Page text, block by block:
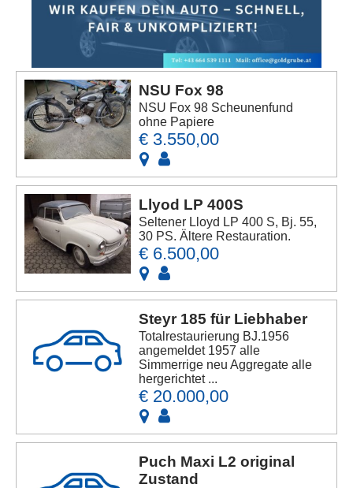
NSU Fox 98
NSU Fox 98 Scheunenfund
ohne Papiere
€ 3.550,00
Llyod LP 400S
Seltener Lloyd LP 400 S, Bj. 55,
30 PS. Ältere Restauration.
€ 6.500,00
Steyr 185 für Liebhaber
Totalrestaurierung BJ.1956
angemeldet 1957 alle
Simmerrige neu Aggregate alle
hergerichtet ...
€ 20.000,00
Puch Maxi L2 original
Zustand